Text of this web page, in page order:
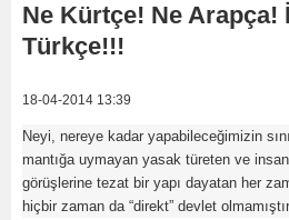
Ne Kürtçe! Ne Arapça!
Türkçe!!!
18-04-2014 13:39
Neyi, nereye kadar yapabileceğimizin
mantığa uymayan yasak türeten ve
görüşlerine tezat bir yapı dayatan her
hiçbir zaman da “direkt” devlet